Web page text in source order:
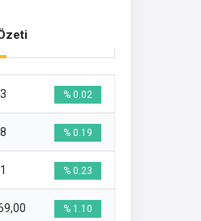
% 0.02
% 0.19
% 0.23
% 1.10